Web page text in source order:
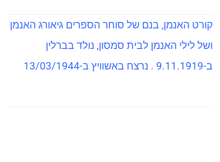
קורט האנמן, בנם של סוחר הספרים גיאורג האנמן
ושל לילי האנמן לבית סמסון, נולד בברלין
ב-9.11.1919 . נרצח באשוויץ ב-13/03/1944